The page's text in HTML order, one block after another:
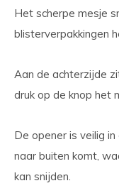
Het scherpe mesje
blisterverpakkingen
Aan de achterzijde
druk op de knop het
De opener is veilig
naar buiten komt,
kan snijden.